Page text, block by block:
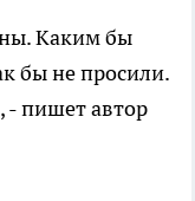
Каким бы
бы не просили.
- пишет автор